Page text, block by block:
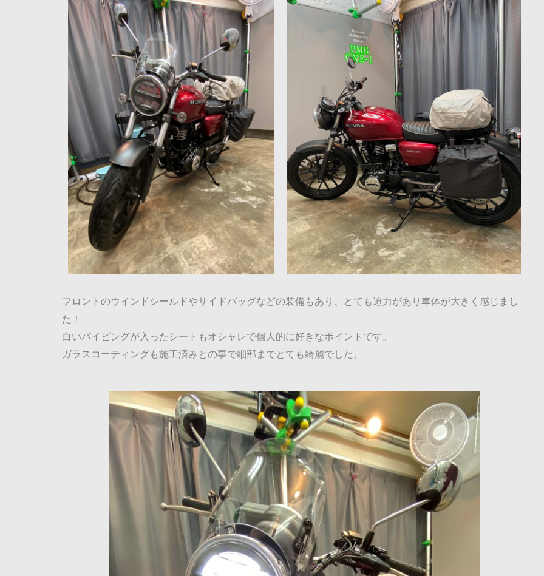
フロントのウインドシールドやサイドバッグなどの装備もあり、とても迫力があり車体が大きく感じまし
た！
白いパイピングが入ったシートもオシャレで個人的に好きなポイントです。
ガラスコーティングも施工済みとの事で細部までとても綺麗でした。